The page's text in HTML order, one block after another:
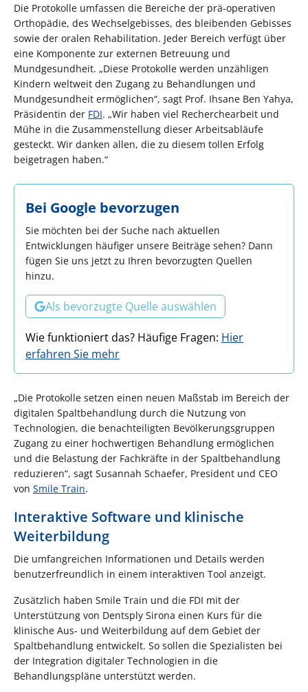
Die Protokolle umfassen die Bereiche der prä-operativen
Orthopädie, des Wechselgebisses, des bleibenden Gebisses
sowie der oralen Rehabilitation. Jeder Bereich verfügt über
eine Komponente zur externen Betreuung und
Mundgesundheit. „Diese Protokolle werden unzähligen
Kindern weltweit den Zugang zu Behandlungen und
Mundgesundheit ermöglichen“, sagt Prof. Ihsane Ben Yahya,
Präsidentin der FDI. „Wir haben viel Recherchearbeit und
Mühe in die Zusammenstellung dieser Arbeitsabläufe
gesteckt. Wir danken allen, die zu diesem tollen Erfolg
beigetragen haben.“
Bei Google bevorzugen
Sie möchten bei der Suche nach aktuellen
Entwicklungen häufiger unsere Beiträge sehen? Dann
fügen Sie uns jetzt zu Ihren bevorzugten Quellen
hinzu.
Als bevorzugte Quelle auswählen
Wie funktioniert das? Häufige Fragen: Hier
erfahren Sie mehr
„Die Protokolle setzen einen neuen Maßstab im Bereich der
digitalen Spaltbehandlung durch die Nutzung von
Technologien, die benachteiligten Bevölkerungsgruppen
Zugang zu einer hochwertigen Behandlung ermöglichen
und die Belastung der Fachkräfte in der Spaltbehandlung
reduzieren“, sagt Susannah Schaefer, President und CEO
von Smile Train.
Interaktive Software und klinische
Weiterbildung
Die umfangreichen Informationen und Details werden
benutzerfreundlich in einem interaktiven Tool anzeigt.
Zusätzlich haben Smile Train und die FDI mit der
Unterstützung von Dentsply Sirona einen Kurs für die
klinische Aus- und Weiterbildung auf dem Gebiet der
Spaltbehandlung entwickelt. So sollen die Spezialisten bei
der Integration digitaler Technologien in die
Behandlungspläne unterstützt werden.